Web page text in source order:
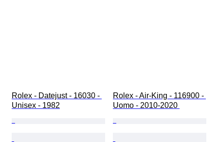
Rolex - Datejust - 16030 -
Unisex - 1982
Rolex - Air-King - 116900 -
Uomo - 2010-2020